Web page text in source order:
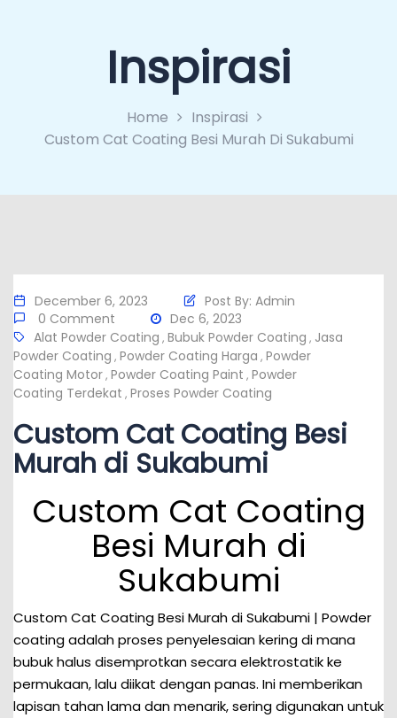
Inspirasi
Home
Inspirasi
Custom Cat Coating Besi Murah Di Sukabumi
December 6, 2023 Post By: Admin
0 Comment
Dec 6, 2023
Alat Powder Coating , Bubuk Powder Coating , Jasa
Powder Coating , Powder Coating Harga , Powder
Coating Motor, Powder Coating Paint , Powder
Coating Terdekat , Proses Powder Coating
Custom Cat Coating Besi
Murah di Sukabumi
Custom Cat Coating
Besi Murah di
Sukabumi
Custom Cat Coating Besi Murah di Sukabumi | Powder
coating adalah proses penyelesaian kering di mana
bubuk halus disemprotkan secara elektrostatik ke
permukaan, lalu diikat dengan panas. Ini memberikan
lapisan tahan lama dan menarik, sering digunakan untuk